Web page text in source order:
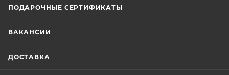
ПОДАРОЧНЫЕ СЕРТИФИКАТЫ
ВАКАНСИИ
ДОСТАВКА